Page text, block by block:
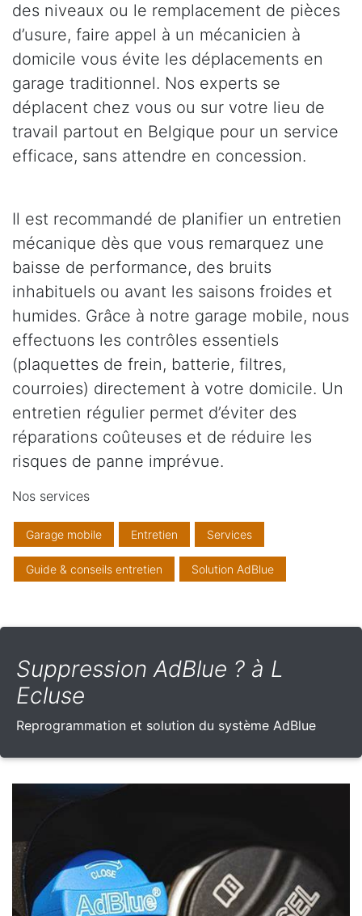
des niveaux ou le remplacement de pièces
d’usure, faire appel à un mécanicien à
domicile vous évite les déplacements en
garage traditionnel. Nos experts se
déplacent chez vous ou sur votre lieu de
travail partout en Belgique pour un service
efficace, sans attendre en concession.
Il est recommandé de planifier un entretien
mécanique dès que vous remarquez une
baisse de performance, des bruits
inhabituels ou avant les saisons froides et
humides. Grâce à notre garage mobile, nous
effectuons les contrôles essentiels
(plaquettes de frein, batterie, filtres,
courroies) directement à votre domicile. Un
entretien régulier permet d’éviter des
réparations coûteuses et de réduire les
risques de panne imprévue.
Nos services
Garage mobile Entretien Services
Guide & conseils entretien Solution AdBlue
Suppression AdBlue ? à L
Ecluse
Reprogrammation et solution du système AdBlue